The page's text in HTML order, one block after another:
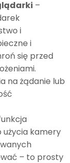
–
i
i
się przed
na żądanie lub
kamery
– to prosty